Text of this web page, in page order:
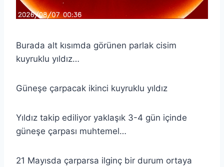
Burada alt kısımda görünen parlak cisim
kuyruklu yıldız…
Güneşe çarpacak ikinci kuyruklu yıldız
Yıldız takip ediliyor yaklaşık 3-4 gün içinde
güneşe çarpası muhtemel…
21 Mayısda çarparsa ilginç bir durum ortaya